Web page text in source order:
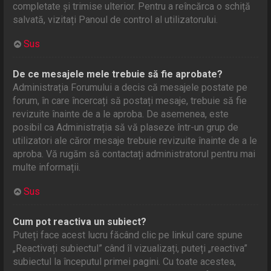
completate și trimise ulterior. Pentru a reîncărca o schiță
salvată, vizitați Panoul de control al utilizatorului.
Sus
De ce mesajele mele trebuie să fie aprobate?
Administrația Forumului a decis că mesajele postate pe
forum, în care încercați să postați mesaje, trebuie să fie
revizuite înainte de a le aproba. De asemenea, este
posibil ca Administrația să vă plaseze într-un grup de
utilizatori ale căror mesaje trebuie revizuite înainte de a le
aproba. Vă rugăm să contactați administratorul pentru mai
multe informații.
Sus
Cum pot reactiva un subiect?
Puteți face acest lucru făcând clic pe linkul care spune
„Reactivați subiectul” când îl vizualizați, puteți „reactiva”
subiectul la începutul primei pagini. Cu toate acestea,